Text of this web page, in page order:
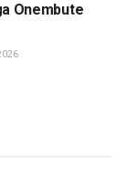
Onembute